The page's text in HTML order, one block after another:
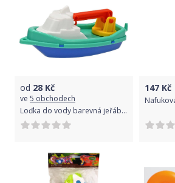
od 28 Kč
ve 5 obchodech
Loďka do vody barevná jeřáb 14cm do vany 2 barvy plast
147 Kč